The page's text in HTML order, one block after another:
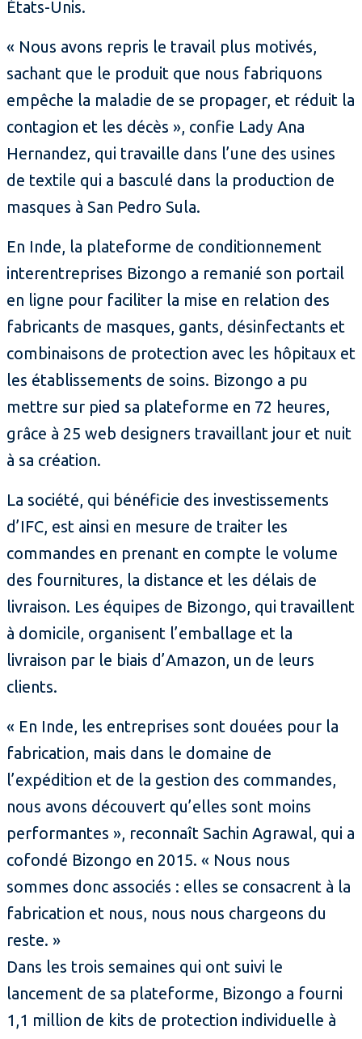
États-Unis.
« Nous avons repris le travail plus motivés,
sachant que le produit que nous fabriquons
empêche la maladie de se propager, et réduit la
contagion et les décès », confie Lady Ana
Hernandez, qui travaille dans l’une des usines
de textile qui a basculé dans la production de
masques à San Pedro Sula.
En Inde, la plateforme de conditionnement
interentreprises Bizongo a remanié son portail
en ligne pour faciliter la mise en relation des
fabricants de masques, gants, désinfectants et
combinaisons de protection avec les hôpitaux et
les établissements de soins. Bizongo a pu
mettre sur pied sa plateforme en 72 heures,
grâce à 25 web designers travaillant jour et nuit
à sa création.
La société, qui bénéficie des investissements
d’IFC, est ainsi en mesure de traiter les
commandes en prenant en compte le volume
des fournitures, la distance et les délais de
livraison. Les équipes de Bizongo, qui travaillent
à domicile, organisent l’emballage et la
livraison par le biais d’Amazon, un de leurs
clients.
« En Inde, les entreprises sont douées pour la
fabrication, mais dans le domaine de
l’expédition et de la gestion des commandes,
nous avons découvert qu’elles sont moins
performantes », reconnaît Sachin Agrawal, qui a
cofondé Bizongo en 2015. « Nous nous
sommes donc associés : elles se consacrent à la
fabrication et nous, nous nous chargeons du
reste. »
Dans les trois semaines qui ont suivi le
lancement de sa plateforme, Bizongo a fourni
1,1 million de kits de protection individuelle à